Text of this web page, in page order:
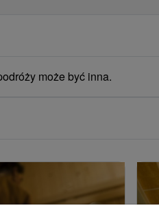
może być inna.